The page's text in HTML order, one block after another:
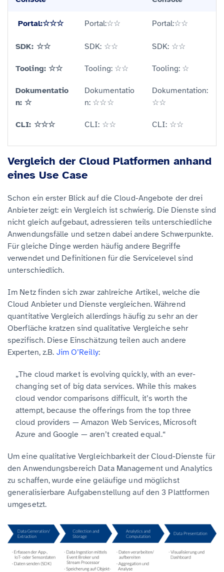
Portal:☆☆☆
SDK: ☆☆
Tooling: ☆☆
Dokumentatio
n: ☆
CLI: ☆☆☆
Portal:☆☆
SDK: ☆☆
Tooling: ☆☆
Dokumentatio
n: ☆☆☆
CLI: ☆☆
Portal:☆☆
SDK: ☆☆
Tooling: ☆
Dokumentation:
☆☆
CLI: ☆☆
Vergleich der Cloud Platformen anhand
eines Use Case
Schon ein erster Blick auf die Cloud-Angebote der drei
Anbieter zeigt: ein Vergleich ist schwierig. Die Dienste sind
nicht gleich aufgebaut, adressieren teils unterschiedliche
Anwendungsfälle und setzen dabei andere Schwerpunkte.
Für gleiche Dinge werden häufig andere Begriffe
verwendet und Definitionen für die Servicelevel sind
unterschiedlich.
Im Netz finden sich zwar zahlreiche Artikel, welche die
Cloud Anbieter und Dienste vergleichen. Während
quantitative Vergleich allerdings häufig zu sehr an der
Oberfläche kratzen sind qualitative Vergleiche sehr
spezifisch. Diese Einschätzung teilen auch andere
Experten, z.B. Jim O’Reilly:
„The cloud market is evolving quickly, with an ever-
changing set of big data services. While this makes
cloud vendor comparisons difficult, it’s worth the
attempt, because the offerings from the top three
cloud providers — Amazon Web Services, Microsoft
Azure and Google — aren’t created equal.“
Um eine qualitative Vergleichbarkeit der Cloud-Dienste für
den Anwendungsbereich Data Management und Analytics
zu schaffen, wurde eine geläufige und möglichst
generalisierbare Aufgabenstellung auf den 3 Plattformen
umgesetzt.